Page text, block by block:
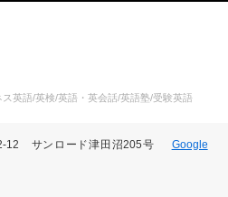
英語/英検/英語・英会話/英語塾/受験英語
12 サンロード津田沼205号 Google